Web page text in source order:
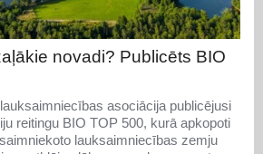
novadi? Publicēts BIO
asociācija publicējusi
reitingu BIO TOP 500, kurā apkopoti
lauksaimniecības zemju